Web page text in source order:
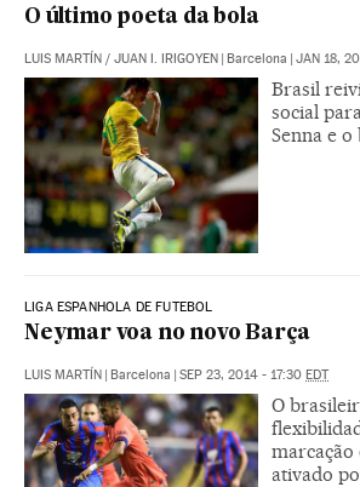
O último poeta da bola
LUIS MARTÍN / JUAN I. IRIGOYEN | Barcelona | JAN 18,
Brasil
social
Senna e
LIGA ESPANHOLA DE FUTEBOL
Neymar voa no novo Barça
LUIS MARTÍN | Barcelona | SEP 23, 2014 - 17:30 EDT
O
marcação
ativado